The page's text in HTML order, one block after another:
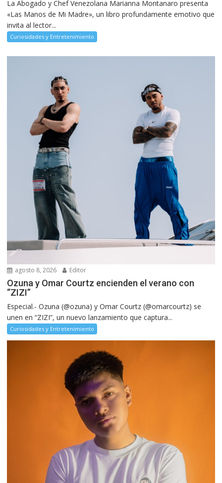
La Abogado y Chef Venezolana Marianna Montanaro presenta
«Las Manos de Mi Madre», un libro profundamente emotivo que
invita al lector...
Curiosidades y Entretenimiento
agosto 8, 2026 Editor
Ozuna y Omar Courtz encienden el verano con
“ZIZI”
Especial.- Ozuna (@ozuna) y Omar Courtz (@omarcourtz) se
unen en “ZIZI”, un nuevo lanzamiento que captura...
Curiosidades y Entretenimiento